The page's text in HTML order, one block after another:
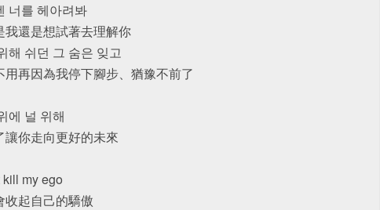
너를 헤아려봐
我還是想試著去理解你
해 쉬던 그 숨은 잊고
用再因為我停下腳步、猶豫不前了
에 널 위해
讓你走向更好的未來
my ego
收起自己的驕傲